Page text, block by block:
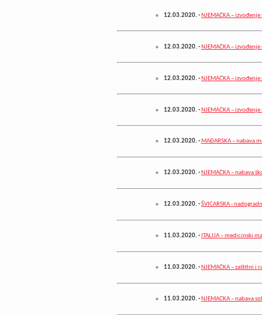
12.03.2020.- NJEMAČKA –
12.03.2020.- NJEMAČKA –
12.03.2020.- NJEMAČKA –
12.03.2020.- NJEMAČKA –
12.03.2020.-MAĐARSKA – nabava
12.03.2020.-NJEMAČKA – nabava
12.03.2020.-ŠVICARSKA -
11.03.2020.-ITALIJA – medicinski
11.03.2020.-NJEMAČKA – zaštitni i
11.03.2020.- NJEMAČKA – nabava